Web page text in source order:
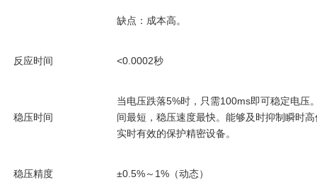
缺点：成本高。
反应时间 <0.0002秒
稳压时间
当电压跌落5%时，只需100ms即可稳定电压
间最短，稳压速度最快。能够及时抑制瞬时
实时有效的保护精密设备。
稳压精度 ±0.5% ～ 1% （动态）